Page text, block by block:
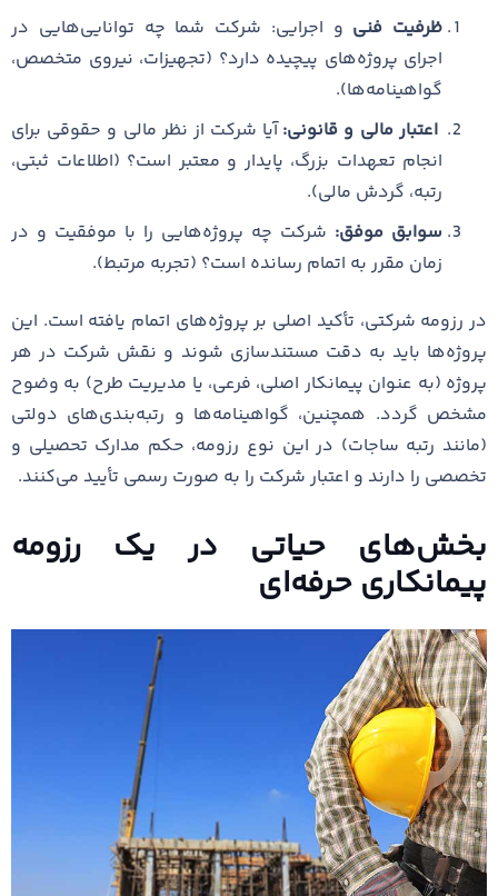
ظرفیت فنی و اجرایی: شرکت شما چه توانایی‌هایی در
اجرای پروژه‌های پیچیده دارد؟ (تجهیزات، نیروی متخصص،
گواهینامه‌ها).
اعتبار مالی و قانونی:آیا شرکت از نظر مالی و حقوقی برای
انجام تعهدات بزرگ، پایدار و معتبر است؟ (اطلاعات ثبتی،
رتبه، گردش مالی).
سوابق موفق: شرکت چه پروژه‌هایی را با موفقیت و در
زمان مقرر به اتمام رسانده است؟ (تجربه مرتبط).
در رزومه شرکتی، تأکید اصلی بر پروژه‌های اتمام یافته است. این
پروژه‌ها باید به دقت مستندسازی شوند و نقش شرکت در هر
پروژه (به عنوان پیمانکار اصلی، فرعی، یا مدیریت طرح) به وضوح
مشخص گردد. همچنین، گواهینامه‌ها و رتبه‌بندی‌های دولتی
(مانند رتبه ساجات) در این نوع رزومه، حکم مدارک تحصیلی و
تخصصی را دارند و اعتبار شرکت را به صورت رسمی تأیید می‌کنند.
بخش‌های حیاتی در یک رزومه
پیمانکاری حرفه‌ای